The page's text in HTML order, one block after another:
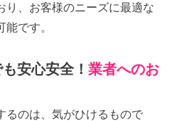
り、お客様のニーズに最適な
です。
安心安全！業者へのお
るのは、気がひけるもので